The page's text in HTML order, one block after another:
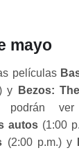
mayo
películas
y Bezos:
podrán
autos (1:00
(2:00 p.m.) y